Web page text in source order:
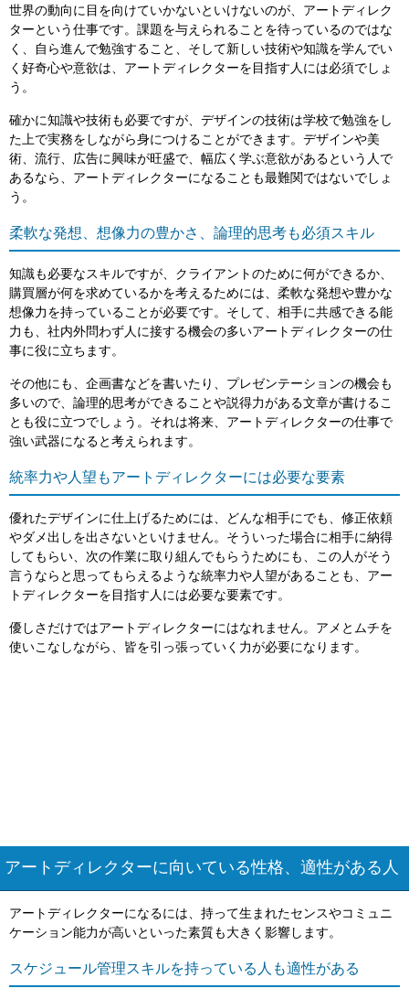
世界の動向に目を向けていかないといけないのが、アートディレク
ターという仕事です。課題を与えられることを待っているのではな
く、自ら進んで勉強すること、そして新しい技術や知識を学んでい
く好奇心や意欲は、アートディレクターを目指す人には必須でしょ
う。
確かに知識や技術も必要ですが、デザインの技術は学校で勉強をし
た上で実務をしながら身につけることができます。デザインや美
術、流行、広告に興味が旺盛で、幅広く学ぶ意欲があるという人で
あるなら、アートディレクターになることも最難関ではないでしょ
う。
柔軟な発想、想像力の豊かさ、論理的思考も必須スキル
知識も必要なスキルですが、クライアントのために何ができるか、
購買層が何を求めているかを考えるためには、柔軟な発想や豊かな
想像力を持っていることが必要です。そして、相手に共感できる能
力も、社内外問わず人に接する機会の多いアートディレクターの仕
事に役に立ちます。
その他にも、企画書などを書いたり、プレゼンテーションの機会も
多いので、論理的思考ができることや説得力がある文章が書けるこ
とも役に立つでしょう。それは将来、アートディレクターの仕事で
強い武器になると考えられます。
統率力や人望もアートディレクターには必要な要素
優れたデザインに仕上げるためには、どんな相手にでも、修正依頼
やダメ出しを出さないといけません。そういった場合に相手に納得
してもらい、次の作業に取り組んでもらうためにも、この人がそう
言うならと思ってもらえるような統率力や人望があることも、アー
トディレクターを目指す人には必要な要素です。
優しさだけではアートディレクターにはなれません。アメとムチを
使いこなしながら、皆を引っ張っていく力が必要になります。
アートディレクターに向いている性格、適性がある人
アートディレクターになるには、持って生まれたセンスやコミュニ
ケーション能力が高いといった素質も大きく影響します。
スケジュール管理スキルを持っている人も適性がある